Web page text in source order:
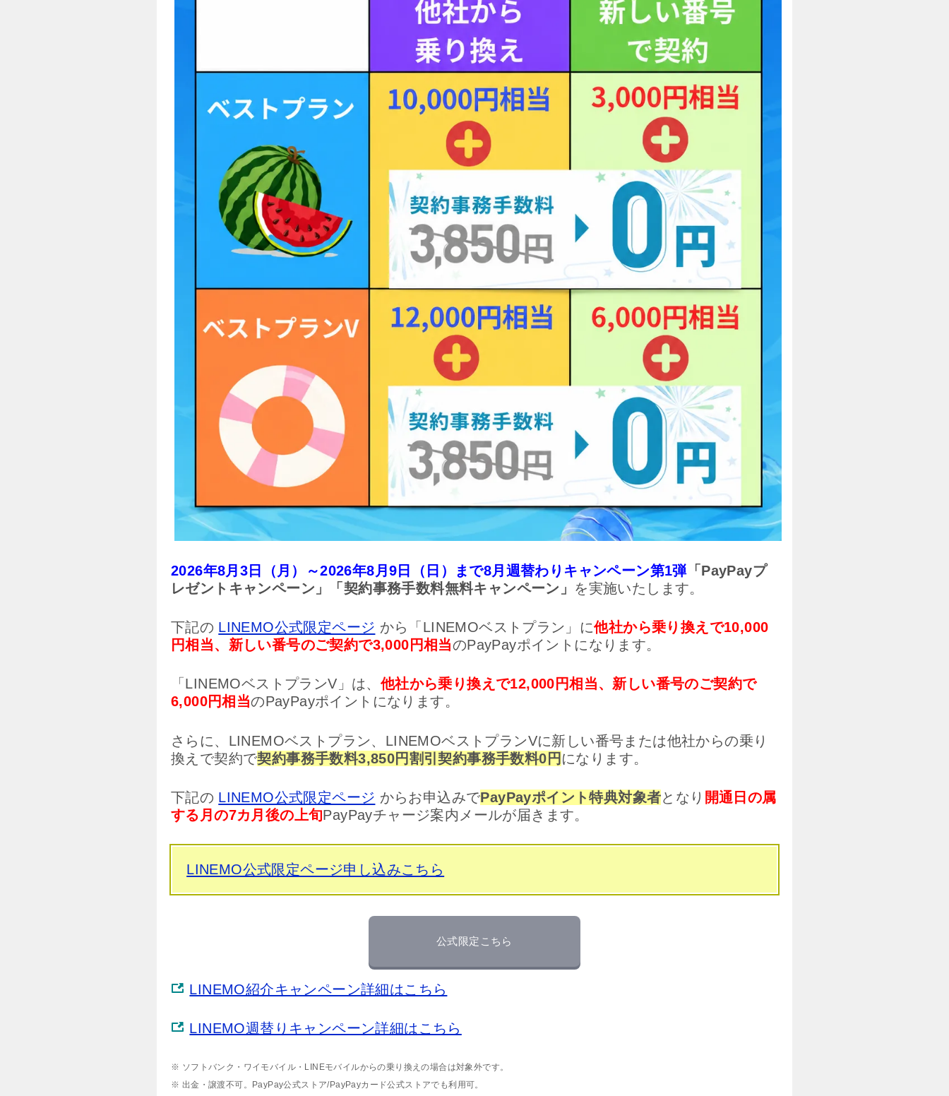
2026年8月3日（月）～2026年8月9日（日）まで8月週替わりキャンペーン第1弾「PayPayプ
レゼントキャンペーン」「契約事務手数料無料キャンペーン」 を実施いたします。
下記の LINEMO公式限定ページ から「LINEMOベストプラン」に他社から乗り換えで10,000
円相当、新しい番号のご契約で3,000円相当のPayPayポイントになります。
「LINEMOベストプランV」は、 他社から乗り換えで12,000円相当、新しい番号のご契約で
6,000円相当のPayPayポイントになります。
さらに、LINEMOベストプラン、LINEMOベストプランVに新しい番号または他社からの乗り
換えで契約で契約事務手数料3,850円割引契約事務手数料0円 になります。
下記の LINEMO公式限定ページ からお申込みでPayPayポイント特典対象者となり 開通日の属
する月の7カ月後の上旬PayPayチャージ案内メールが届きます。
LINEMO公式限定ページ申し込みこちら
公式限定こちら
LINEMO紹介キャンペーン詳細はこちら
LINEMO週替りキャンペーン詳細はこちら
※ ソフトバンク・ワイモバイル・LINEモバイルからの乗り換えの場合は対象外です。
※ 出金・譲渡不可。PayPay公式ストア/PayPayカード公式ストアでも利用可。